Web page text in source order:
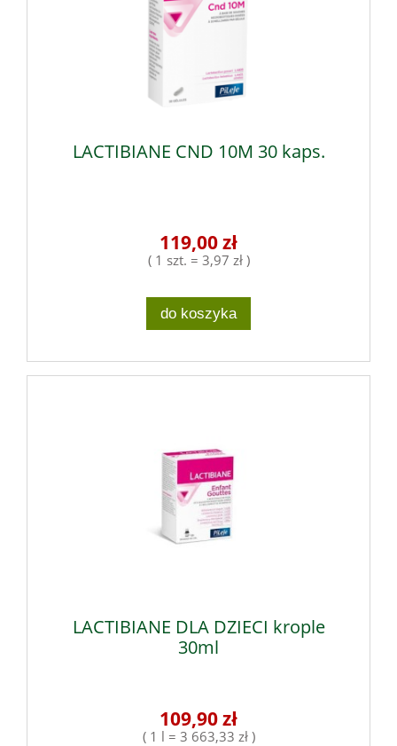
LACTIBIANE CND 10M 30 kaps.
119,00 zł
( 1 szt. = 3,97 zł )
do koszyka
LACTIBIANE DLA DZIECI krople
30ml
109,90 zł
( 1 l = 3 663,33 zł )